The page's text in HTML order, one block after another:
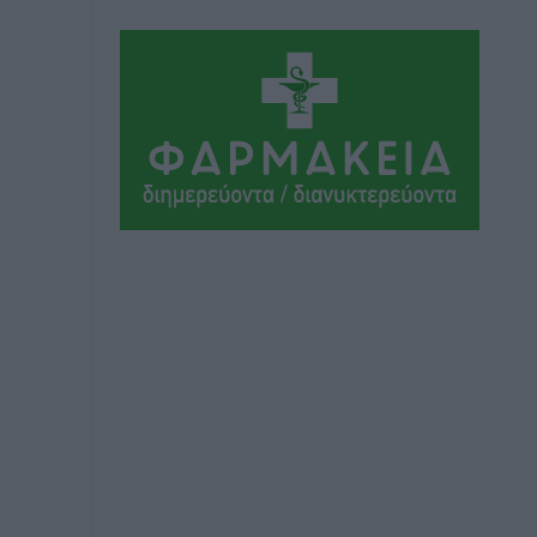
είναι το μεγαλύτερο στήριγμα μου – Το
προσκύνημα στην ιερά Μονή
Τοπικές Ειδήσεις• πριν 7 ώρες